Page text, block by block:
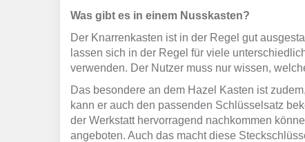
Was gibt es in einem Nusskasten?
Der Knarrenkasten ist in der Regel gut
lassen sich in der Regel für viele
verwenden. Der Nutzer muss nur wissen,
Das besondere an dem Hazel Kasten ist
kann er auch den passenden Schlüsselsatz
der Werkstatt hervorragend nachkommen
angeboten. Auch das macht diese